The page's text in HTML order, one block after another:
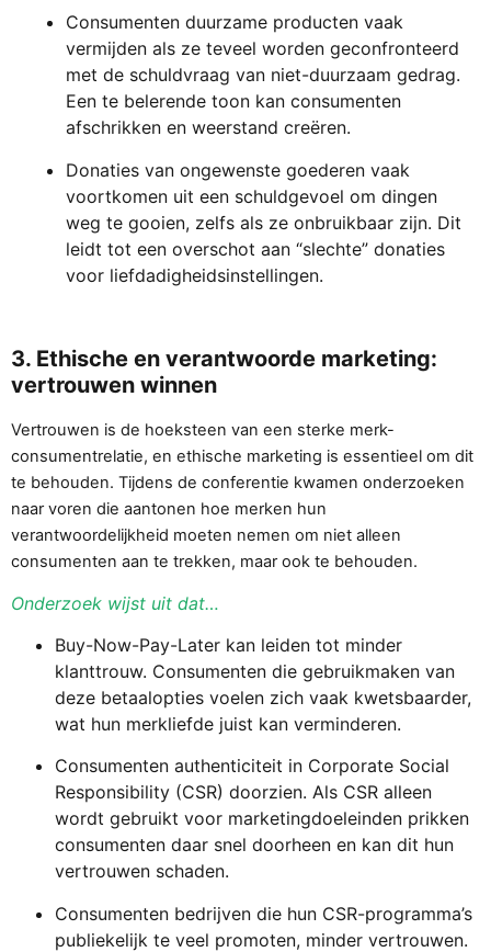
Consumenten duurzame producten vaak
vermijden als ze teveel worden geconfronteerd
met de schuldvraag van niet-duurzaam gedrag.
Een te belerende toon kan consumenten
afschrikken en weerstand creëren.
Donaties van ongewenste goederen vaak
voortkomen uit een schuldgevoel om dingen
weg te gooien, zelfs als ze onbruikbaar zijn. Dit
leidt tot een overschot aan “slechte” donaties
voor liefdadigheidsinstellingen.
3. Ethische en verantwoorde marketing:
vertrouwen winnen
Vertrouwen is de hoeksteen van een sterke merk-
consumentrelatie, en ethische marketing is essentieel om dit
te behouden. Tijdens de conferentie kwamen onderzoeken
naar voren die aantonen hoe merken hun
verantwoordelijkheid moeten nemen om niet alleen
consumenten aan te trekken, maar ook te behouden.
Onderzoek wijst uit dat…
Buy-Now-Pay-Later kan leiden tot minder
klanttrouw. Consumenten die gebruikmaken van
deze betaalopties voelen zich vaak kwetsbaarder,
wat hun merkliefde juist kan verminderen.
Consumenten authenticiteit in Corporate Social
Responsibility (CSR) doorzien. Als CSR alleen
wordt gebruikt voor marketingdoeleinden prikken
consumenten daar snel doorheen en kan dit hun
vertrouwen schaden.
Consumenten bedrijven die hun CSR-programma’s
publiekelijk te veel promoten, minder vertrouwen.